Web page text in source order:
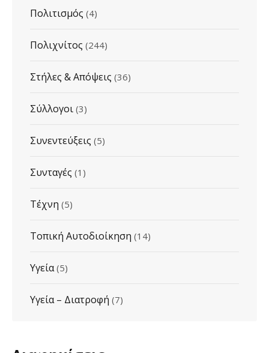
Πολιτισμός (4)
Πολιχνίτος (244)
Στήλες & Απόψεις (36)
Σύλλογοι (3)
Συνεντεύξεις (5)
Συνταγές (1)
Τέχνη (5)
Τοπική Αυτοδιοίκηση (14)
Υγεία (5)
Υγεία – Διατροφή (7)